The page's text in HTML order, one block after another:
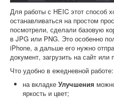
Для работы с HEIC этот способ
останавливаться на простом
посмотрели, сделали базовую
в JPG или PNG. Это особенно
iPhone, а дальше его нужно
документ, загрузить на сайт или
Что удобно в ежедневной работе:
на вкладке Улучшения
яркость и цвет;